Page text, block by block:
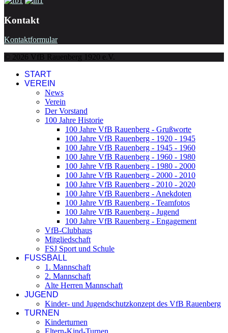
Kontakt
Kontaktformular
© 2026 VfB Rauenberg 1920 e.V.
START
VEREIN
News
Verein
Der Vorstand
100 Jahre Historie
100 Jahre VfB Rauenberg - Grußworte
100 Jahre VfB Rauenberg - 1920 - 1945
100 Jahre VfB Rauenberg - 1945 - 1960
100 Jahre VfB Rauenberg - 1960 - 1980
100 Jahre VfB Rauenberg - 1980 - 2000
100 Jahre VfB Rauenberg - 2000 - 2010
100 Jahre VfB Rauenberg - 2010 - 2020
100 Jahre VfB Rauenberg - Anekdoten
100 Jahre VfB Rauenberg - Teamfotos
100 Jahre VfB Rauenberg - Jugend
100 Jahre VfB Rauenberg - Engagement
VfB-Clubhaus
Mitgliedschaft
FSJ Sport und Schule
FUSSBALL
1. Mannschaft
2. Mannschaft
Alte Herren Mannschaft
JUGEND
Kinder- und Jugendschutzkonzept des VfB Rauenberg
TURNEN
Kinderturnen